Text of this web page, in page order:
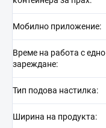
Мобилно приложение:
Време на работа с едно
зареждане:
Тип подова настилка:
Ширина на продукта: